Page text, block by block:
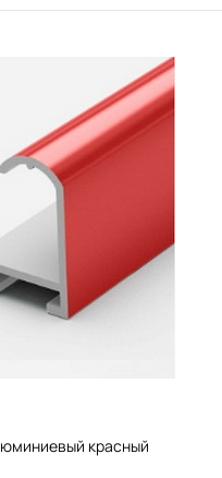
красный